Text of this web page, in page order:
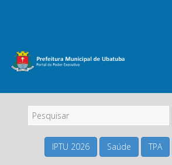
IPTU 2026 Saúde TPA